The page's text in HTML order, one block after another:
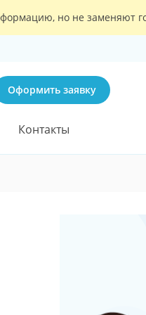
но не заменяют
Оформить заявку
Контакты